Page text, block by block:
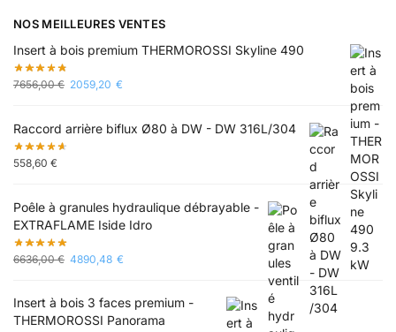
NOS MEILLEURES VENTES
Insert à bois premium THERMOROSSI Skyline 490
7656,00€ 2059,20 €
Raccord arrière biflux Ø80 à DW - DW 316L/304
558,60 €
Poêle à granules hydraulique débrayable -
EXTRAFLAME Iside Idro
6636,00€ 4890,48 €
Insert à bois 3 faces premium -
THERMOROSSI Panorama